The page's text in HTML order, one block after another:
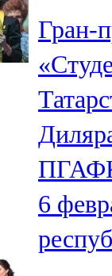
106,1
Кама
71,51
107,9
102,1
Гран-
6